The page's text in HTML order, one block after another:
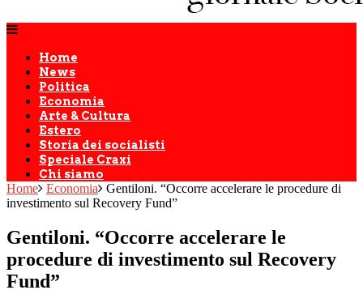
Home
News
Politica
Economia
Arte & Cultura
Estero
Storia dei socialisti
Speciale Craxi
Chi siamo
Home Economia
Gentiloni. “Occorre accelerare le procedure di
investimento sul Recovery Fund”
Gentiloni. “Occorre accelerare le
procedure di investimento sul Recovery
Fund”